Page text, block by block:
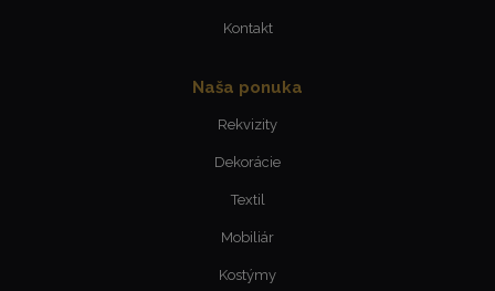
Kontakt
Naša ponuka
Rekvizity
Dekorácie
Textil
Mobiliár
Kostýmy